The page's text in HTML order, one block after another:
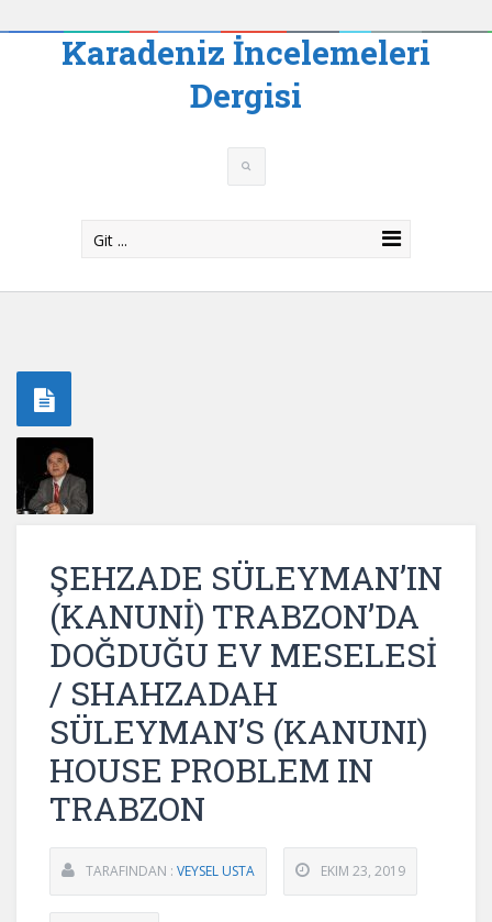
Karadeniz İncelemeleri
Dergisi
Git ...
ŞEHZADE SÜLEYMAN’IN
(KANUNİ) TRABZON’DA
DOĞDUĞU EV MESELESİ
/ SHAHZADAH
SÜLEYMAN’S (KANUNI)
HOUSE PROBLEM IN
TRABZON
TARAFINDAN : VEYSEL USTA EKIM 23, 2019